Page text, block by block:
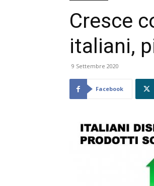
Cresce
italiani,
9 Settembre 2020
Facebook